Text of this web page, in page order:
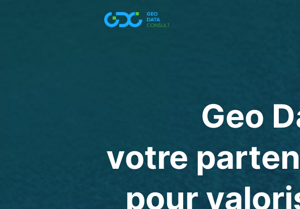
Geo
votre
pour